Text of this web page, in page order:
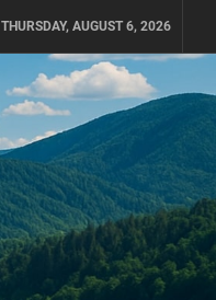
THURSDAY, AUGUST 6, 2026